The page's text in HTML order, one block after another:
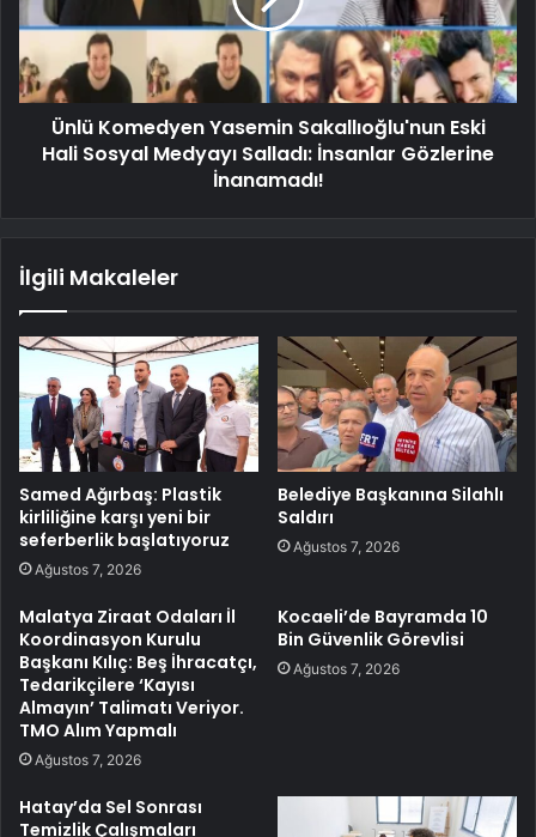
Ünlü Komedyen Yasemin Sakallıoğlu'nun Eski
Hali Sosyal Medyayı Salladı: İnsanlar Gözlerine
İnanamadı!
İlgili Makaleler
Samed Ağırbaş: Plastik
kirliliğine karşı yeni bir
seferberlik başlatıyoruz
Ağustos 7, 2026
Belediye Başkanına Silahlı
Saldırı
Ağustos 7, 2026
Malatya Ziraat Odaları İl
Koordinasyon Kurulu
Başkanı Kılıç: Beş İhracatçı,
Tedarikçilere ‘Kayısı
Almayın’ Talimatı Veriyor.
TMO Alım Yapmalı
Ağustos 7, 2026
Kocaeli’de Bayramda 10
Bin Güvenlik Görevlisi
Ağustos 7, 2026
Hatay’da Sel Sonrası
Temizlik Çalışmaları